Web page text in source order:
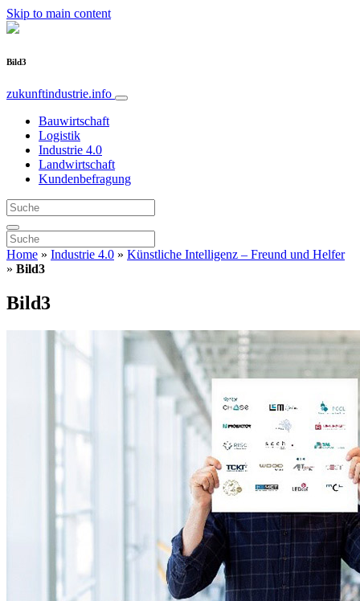
Skip to main content
Bild3
zukunftindustrie.info
Bauwirtschaft
Logistik
Industrie 4.0
Landwirtschaft
Kundenbefragung
Home » Industrie 4.0 » Künstliche Intelligenz – Freund und Helfer
» Bild3
Bild3